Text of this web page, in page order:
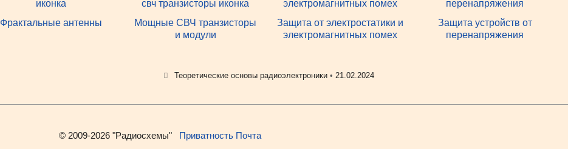
Фрактальные антенны
Мощные СВЧ транзисторы
и модули
Защита от электростатики и
электромагнитных помех
Защита устройств от
перенапряжения
Рубрики
Теоретические основы радиоэлектроники• 21.02.2024
© 2009-2026 "Радиосхемы" Приватность Почта